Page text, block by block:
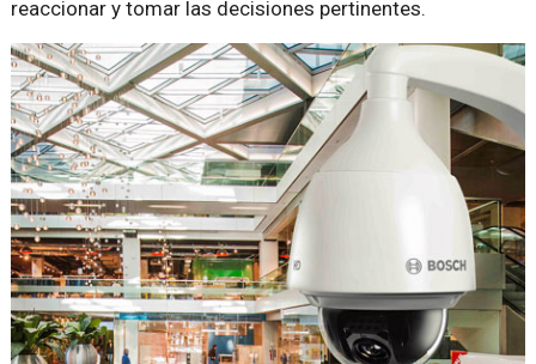
reaccionar y tomar las decisiones pertinentes.